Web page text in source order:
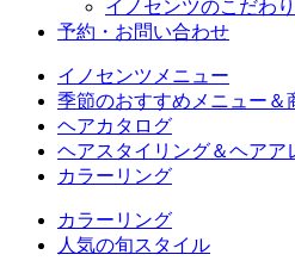
イノセンツのこだわり
予約・お問い合わせ
イノセンツメニュー
季節のおすすめメニュー＆
ヘアカタログ
ヘアスタイリング＆ヘアア
カラーリング
カラーリング
人気の旬スタイル